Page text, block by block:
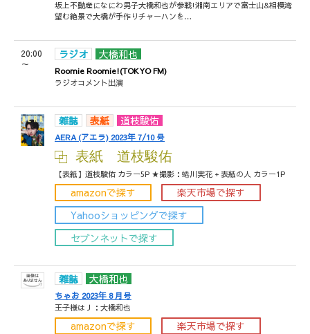
坂上不動産になにわ男子大橋和也が参戦!湘南エリアで富士山&相模湾
望む絶景で大橋が手作りチャーハンを…
20:00
～
ラジオ 大橋和也
Roomie Roomie!(TOKYO FM)
ラジオコメント出演
雑誌 表紙 道枝駿佑
AERA (アエラ) 2023年 7/10 号
表紙 道枝駿佑
【表紙】道枝駿佑 カラー5P ★撮影：蜷川実花 + 表紙の人 カラー1P
amazonで探す
楽天市場で探す
Yahooショッピングで探す
セブンネットで探す
雑誌 大橋和也
ちゃお 2023年 8 月号
王子様はＪ：大橋和也
amazonで探す
楽天市場で探す